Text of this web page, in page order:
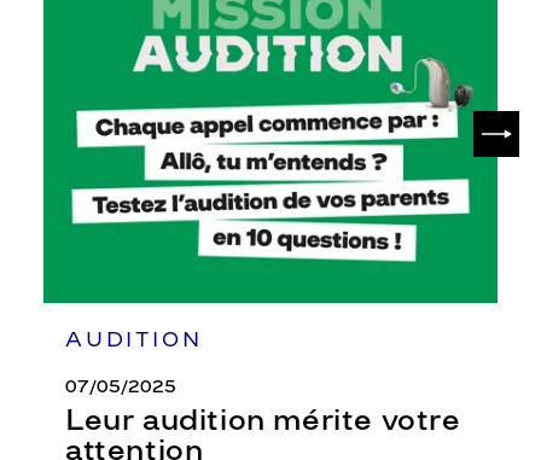
AUDITION
07/05/2025
Leur audition mérite votre
attention